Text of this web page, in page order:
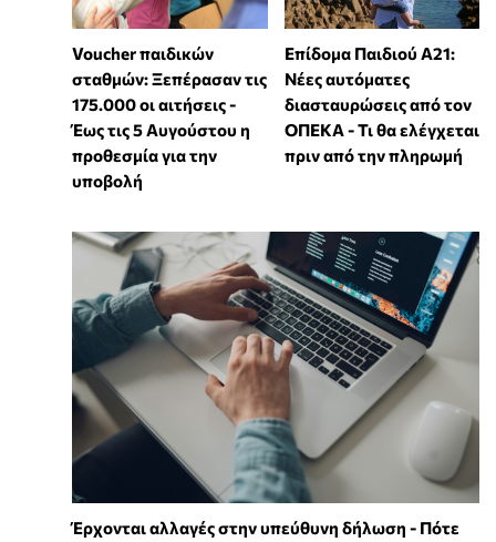
Voucher παιδικών
σταθμών: Ξεπέρασαν τις
175.000 οι αιτήσεις -
Έως τις 5 Αυγούστου η
προθεσμία για την
υποβολή
Επίδομα Παιδιού Α21:
Νέες αυτόματες
διασταυρώσεις από τον
ΟΠΕΚΑ - Τι θα ελέγχεται
πριν από την πληρωμή
Έρχονται αλλαγές στην υπεύθυνη δήλωση - Πότε